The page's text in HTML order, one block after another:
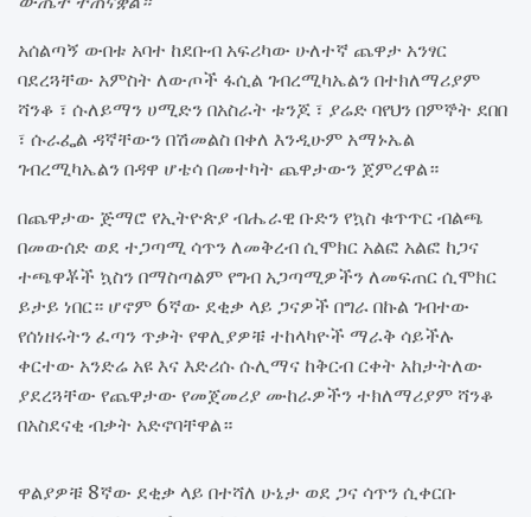
አሰልጣኝ ውበቱ አባተ ከደቡብ አፍሪካው ሁለተኛ ጨዋታ አንፃር
ባደረጓቸው አምስት ለውጦች ፋሲል ገብረሚካኤልን በተክለማሪያም
ሻንቆ ፣ ሱለይማን ሀሚድን በአስራት ቱንጆ ፣ ያሬድ ባየህን በምኞት ደበበ
፣ ሱራፌል ዳኛቸውን በሽመልስ በቀለ እንዲሁም አማኑኤል
ገብረሚካኤልን በዳዋ ሆቴሳ በመተካት ጨዋታውን ጀምረዋል።
በጨዋታው ጅማሮ የኢትዮጵያ ብሔራዊ ቡድን የኳስ ቁጥጥር ብልጫ
በመውሰድ ወደ ተጋጣሚ ሳጥን ለመቅረብ ሲሞክር አልፎ አልፎ ከጋና
ተጫዋቾች ኳስን በማስጣልም የግብ አጋጣሚዎችን ለመፍጠር ሲሞክር
ይታይ ነበር። ሆኖም 6ኛው ደቂቃ ላይ ጋናዎች በግራ በኩል ገብተው
የሰነዘሩትን ፈጣን ጥቃት የዋሊያዎቹ ተከላካዮች ማራቅ ሳይችሉ
ቀርተው አንድሬ አዩ እና እድሪሱ ሱሊማና ከቅርብ ርቀት አከታትለው
ያደረጓቸው የጨዋታው የመጀመሪያ ሙከራዎችን ተክለማሪያም ሻንቆ
በአስደናቂ ብቃት አድኖባቸዋል።
ዋልያዎቹ 8ኛው ደቂቃ ላይ በተሻለ ሁኔታ ወደ ጋና ሳጥን ሲቀርቡ